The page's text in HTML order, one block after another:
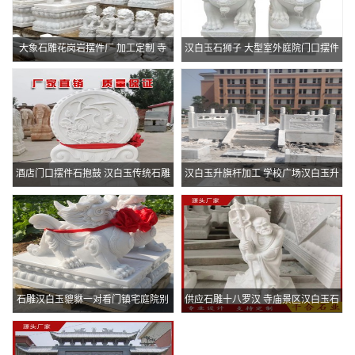
大象石雕花岗岩摆件厂 加工定制 寺
庙景观门口石
汉白玉石狮子 大型室外庭院门口摆件
公园石雕狮
酒店门口摆件石抱鼓 汉白玉传统石雕
抱鼓石定制
汉白玉升旗杆加工 学校广场汉白玉升
旗台定制
石雕汉白玉貔貅一对看门镇宅庭院别
墅晚霞红商场
供应石雕十八罗汉 寺庙景区汉白玉石